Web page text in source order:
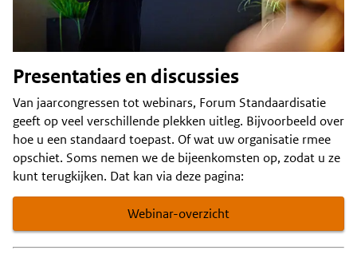
Presentaties en discussies
Van jaarcongressen tot webinars, Forum Standaardisatie
geeft op veel verschillende plekken uitleg. Bijvoorbeeld over
hoe u een standaard toepast. Of wat uw organisatie rmee
opschiet. Soms nemen we de bijeenkomsten op, zodat u ze
kunt terugkijken. Dat kan via deze pagina:
Webinar-overzicht